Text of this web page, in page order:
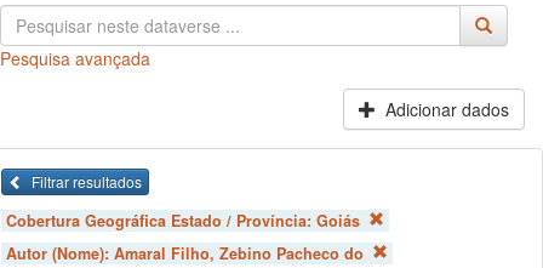
Pesquisa avançada
Adicionar dados
Filtrar resultados
Cobertura Geográfica Estado / Província: Goiás
Autor (Nome): Amaral Filho, Zebino Pacheco do